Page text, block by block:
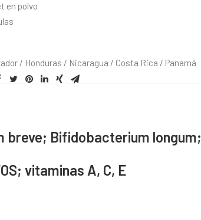
en polvo
/ Honduras / Nicaragua / Costa Rica / Panamá
Bifidobacterium longum;
vitaminas A, C, E